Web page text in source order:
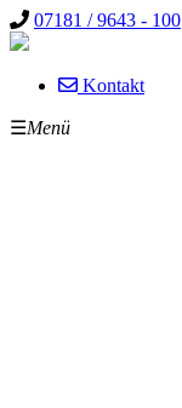
07181 / 9643 - 100
Kontakt
☰Menü